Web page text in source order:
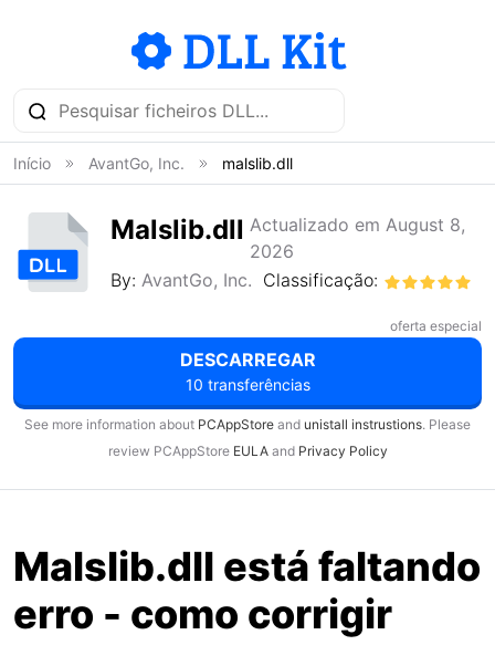
Início AvantGo, Inc. malslib.dll
Malslib.dll Actualizado em August 8,
2026
By: AvantGo, Inc. Classificação:
oferta especial
DESCARREGAR
10 transferências
See more information about PCAppStore and unistall instrustions. Please
review PCAppStore EULAand Privacy Policy
Malslib.dll está faltando
erro - como corrigir